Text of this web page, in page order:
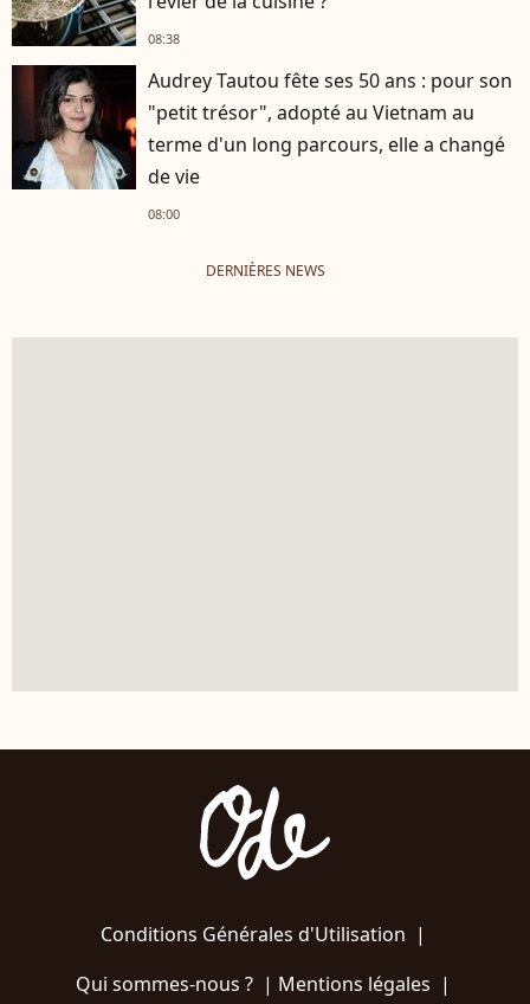
08:38
Audrey Tautou fête ses 50 ans : pour son
"petit trésor", adopté au Vietnam au
terme d'un long parcours, elle a changé
de vie
08:00
DERNIÈRES NEWS
Conditions Générales d'Utilisation |
Qui sommes-nous ?| Mentions légales |